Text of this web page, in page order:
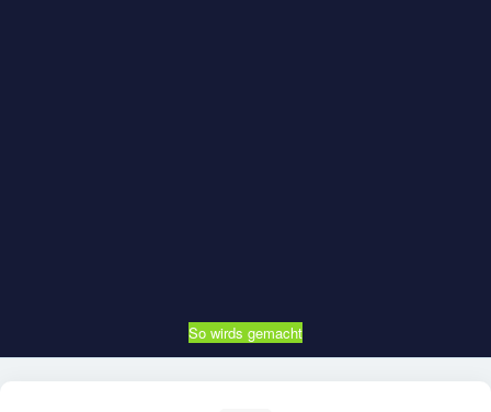
So wirds gemacht